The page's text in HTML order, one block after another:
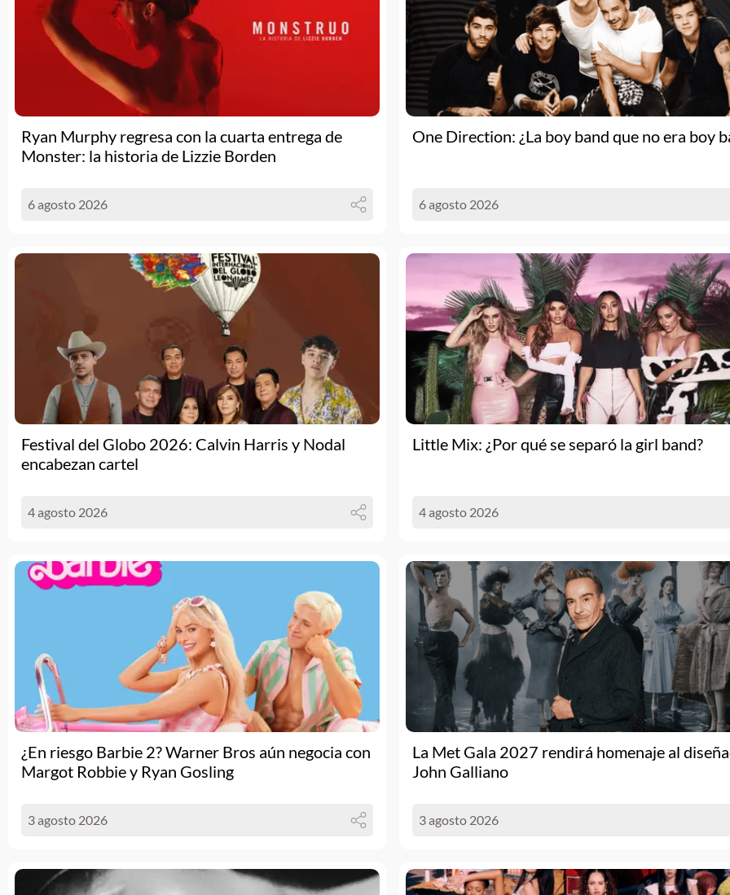
Ryan Murphy regresa con la cuarta entrega de
Monster: la historia de Lizzie Borden
6 agosto 2026
One Direction: ¿La boy band que no era boy
6 agosto 2026
Festival del Globo 2026: Calvin Harris y Nodal
encabezan cartel
4 agosto 2026
Little Mix: ¿Por qué se separó la girl band?
4 agosto 2026
¿En riesgo Barbie 2? Warner Bros aún negocia con
Margot Robbie y Ryan Gosling
3 agosto 2026
La Met Gala 2027 rendirá homenaje al
John Galliano
3 agosto 2026